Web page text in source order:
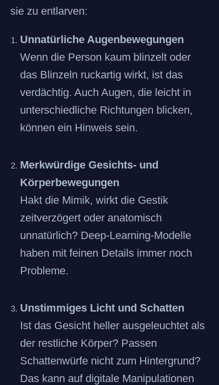
sie zu entlarven:
Unnatürliche Augenbewegungen
Wenn die Person kaum blinzelt oder
das Blinzeln ruckartig wirkt, ist das
verdächtig. Auch Augen, die leicht in
unterschiedliche Richtungen blicken,
können ein Hinweis sein.
Merkwürdige Gesichts- und
Körperbewegungen
Hakt die Mimik, wirkt die Gestik
zeitverzögert oder anatomisch
unnatürlich? Deep-Learning-Modelle
haben mit feinen Details immer noch
Probleme.
Unstimmiges Licht und Schatten
Ist das Gesicht heller ausgeleuchtet als
der restliche Körper? Passen
Schattenwürfe nicht zum Hintergrund?
Das kann auf digitale Manipulationen